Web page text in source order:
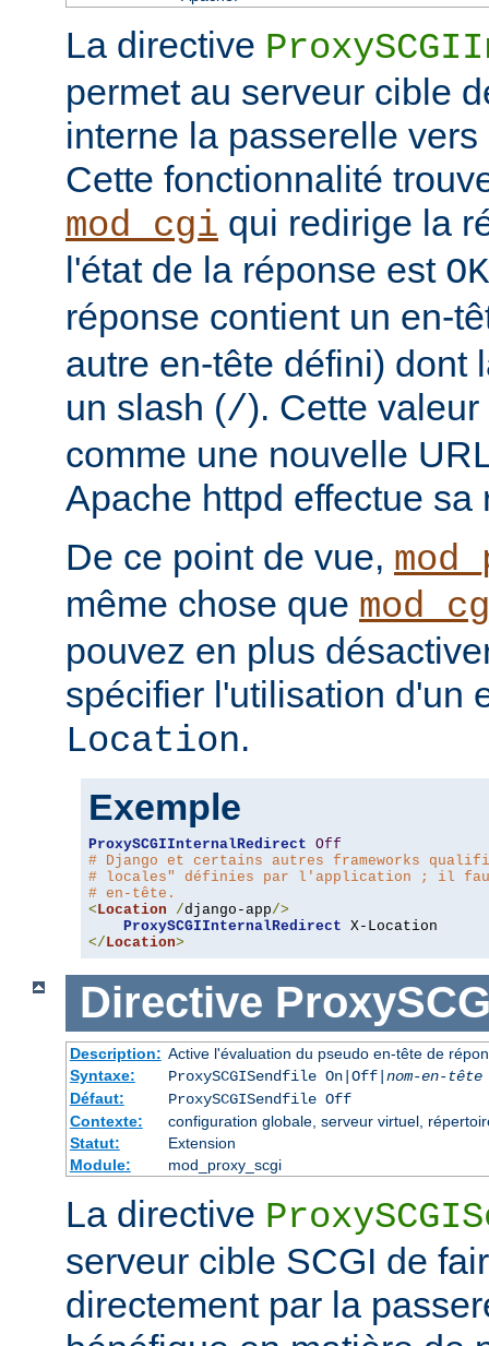
La directive
permet au serveur cible
interne la passerelle
Cette fonctionnalité
mod_cgi qui redirige la
l'état de la réponse est OK
réponse contient un en-
autre en-tête défini) dont
un slash (/). Cette
comme une nouvelle
Apache httpd effectue sa
De ce point de vue,
même chose que
pouvez en plus
spécifier l'utilisation d'un
Location.
Exemple
ProxySCGIInternalRedirect Off
# Django et certains autres frameworks
# locales" définies par l'application ; il
# en-tête.
<Location /django-app/>
ProxySCGIInternalRedirect
</Location>
Directive
Description: Active l'évaluation du pseudo en-tête de
Syntaxe:
ProxySCGISendfile On|Off| nom-en-tête
Défaut:
ProxySCGISendfile Off
Contexte:
configuration globale, serveur virtuel,
Statut:
Extension
Module:
mod_proxy_scgi
La directive
serveur cible SCGI de
directement par la